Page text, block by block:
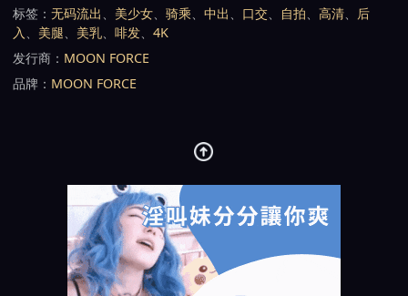
标签：无码流出、 美少女、骑乘、中出、 口交、 自拍、高清、 后
入、 美腿、 美乳、啡发、4K
发行商： MOON FORCE
品牌： MOON FORCE